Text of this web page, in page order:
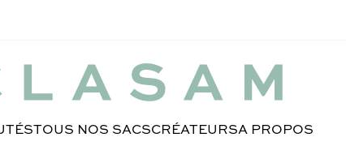
TOUS NOS SACSCRÉATEURSA PROPOS